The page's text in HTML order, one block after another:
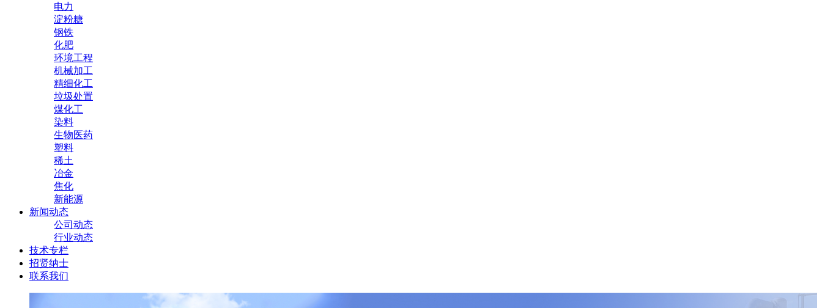
电力
淀粉糖
钢铁
化肥
环境工程
机械加工
精细化工
垃圾处置
煤化工
染料
生物医药
塑料
稀土
冶金
焦化
新能源
新闻动态
公司动态
行业动态
技术专栏
招贤纳士
联系我们